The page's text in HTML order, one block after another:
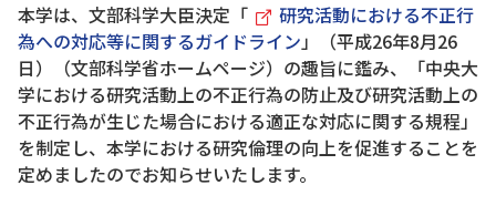
本学は、文部科学大臣決定「
研究活動における不正行
為への対応等に関するガイドライン」（平成26年8月26
日）（文部科学省ホームページ）の趣旨に鑑み、「中央大
学における研究活動上の不正行為の防止及び研究活動上の
不正行為が生じた場合における適正な対応に関する規程」
を制定し、本学における研究倫理の向上を促進することを
定めましたのでお知らせいたします。